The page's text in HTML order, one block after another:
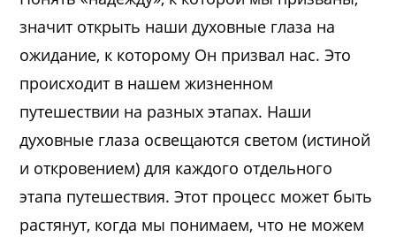
значит открыть наши духовные глаза на
ожидание, к которому Он призвал нас. Это
происходит в нашем жизненном
путешествии на разных этапах. Наши
духовные глаза освещаются светом (истиной
и откровением) для каждого отдельного
этапа путешествия. Этот процесс может быть
растянут, когда мы понимаем, что не можем